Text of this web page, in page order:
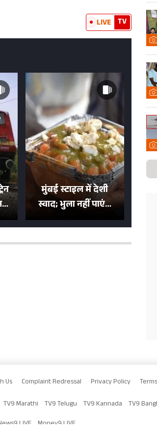
LIVE TV
मुंबई स्टाइल में देशी
स्वाद; भुला नहीं पाएंगे
मुल्तानी छोले-पाव का
Us Complaint Redressal Privacy Policy
TV9 Marathi TV9 Telugu TV9 Kannada TV9
LIVE Money9 LIVE